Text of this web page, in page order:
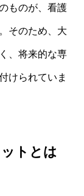
ものが、看護
そのため、大
、将来的な専
けられていま
トとは